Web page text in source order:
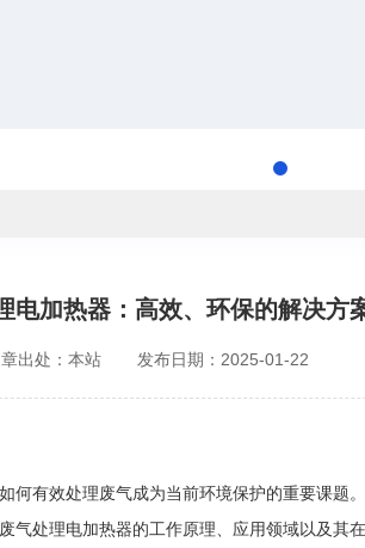
电加热器：高效、环保的解决方
出处：本站 发布日期：2025-01-22
何有效处理废气成为当前环境保护的重要课题
处理电加热器的工作原理、应用领域以及其